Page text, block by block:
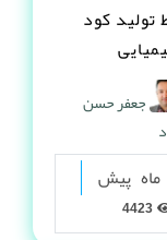
تولید کود
جعفر حسن